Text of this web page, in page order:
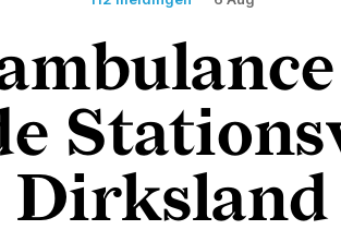
Dirksland